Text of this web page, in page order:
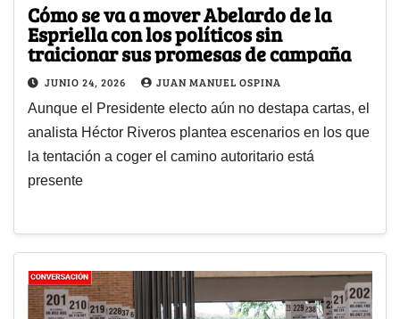
Cómo se va a mover Abelardo de la
Espriella con los políticos sin
traicionar sus promesas de campaña
JUNIO 24, 2026 JUAN MANUEL OSPINA
Aunque el Presidente electo aún no destapa cartas, el
analista Héctor Riveros plantea escenarios en los que
la tentación a coger el camino autoritario está
presente